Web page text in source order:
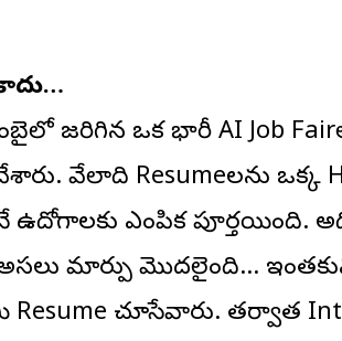
జరిగిన ఒక భారీ AI Job
వేలాది Resumeలను
ఉద్యోగాలకు ఎంపిక
మార్పు మొదలైంది…
Resume చూసేవారు. తర్వాత